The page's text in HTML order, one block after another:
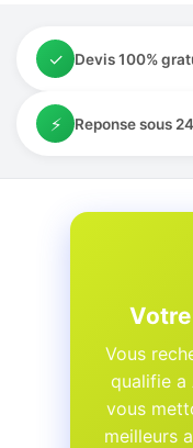
✓ Devis 100%
⚡ Reponse sous
Vous
qualifie a
vous
meilleurs